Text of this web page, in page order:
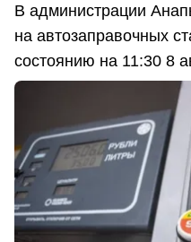
В администрации
на автозаправочных
состоянию на 11:30 8